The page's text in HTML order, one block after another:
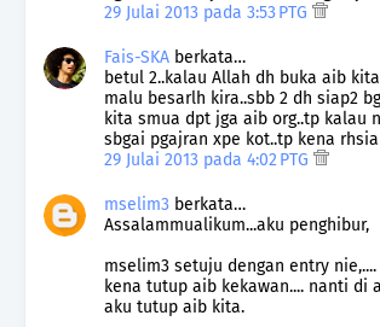
29 Julai 2013 pada 3:53 PTG
Fais-SKA berkata…
betul 2..kalau Allah dh buka aib
malu besarlh kira..sbb 2 dh siap2
kita smua dpt jga aib org..tp kalau
sbgai pgajran xpe kot..tp kena
29 Julai 2013 pada 4:02 PTG
mselim3 berkata…
Assalammualikum...aku penghibur,
mselim3 setuju dengan entry
kena tutup aib kekawan.... nanti di
aku tutup aib kita.